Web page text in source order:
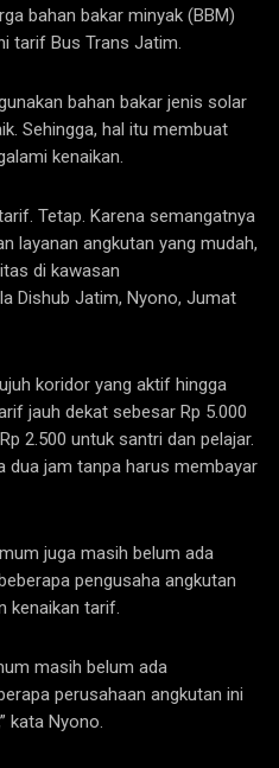
bahan bakar minyak (BBM)
tarif Bus Trans Jatim.
bahan bakar jenis solar
Sehingga, hal itu membuat
kenaikan.
Tetap. Karena semangatnya
layanan angkutan yang mudah,
di kawasan
Dishub Jatim, Nyono, Jumat
koridor yang aktif hingga
jauh dekat sebesar Rp 5.000
2.500 untuk santri dan pelajar.
dua jam tanpa harus membayar
juga masih belum ada
pengusaha angkutan
kenaikan tarif.
masih belum ada
perusahaan angkutan ini
kata Nyono.